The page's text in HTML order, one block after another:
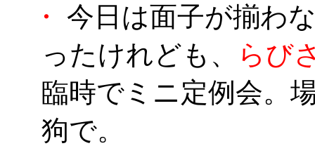
・
今日は面子が揃わ
ったけれども、
らび
臨時でミニ定例会。
狗で。